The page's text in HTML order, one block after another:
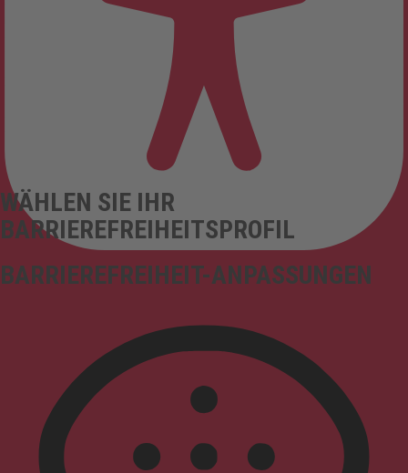
BARRIEREFREIHEIT-ANPASSUNGEN
WÄHLEN SIE IHR
BARRIEREFREIHEITSPROFIL